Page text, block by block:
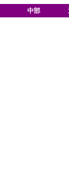
中部